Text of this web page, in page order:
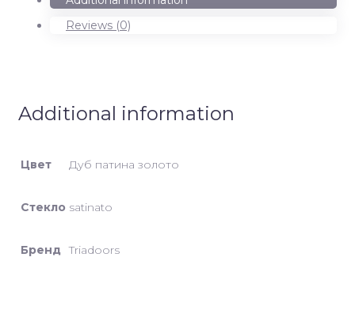
Reviews (0)
Additional information
Цвет Дуб патина золото
Стекло satinato
Бренд Triadoors